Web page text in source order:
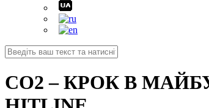
СО2 – КРОК В